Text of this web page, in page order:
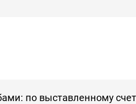
по выставленному